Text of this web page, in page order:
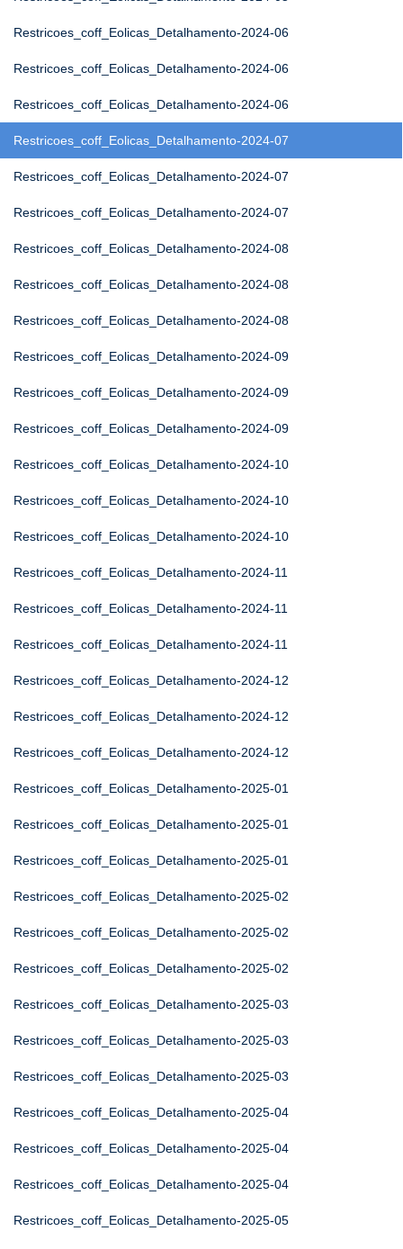
Restricoes_coff_Eolicas_Detalhamento-2024-06
Restricoes_coff_Eolicas_Detalhamento-2024-06
Restricoes_coff_Eolicas_Detalhamento-2024-06
Restricoes_coff_Eolicas_Detalhamento-2024-07
Restricoes_coff_Eolicas_Detalhamento-2024-07
Restricoes_coff_Eolicas_Detalhamento-2024-07
Restricoes_coff_Eolicas_Detalhamento-2024-08
Restricoes_coff_Eolicas_Detalhamento-2024-08
Restricoes_coff_Eolicas_Detalhamento-2024-08
Restricoes_coff_Eolicas_Detalhamento-2024-09
Restricoes_coff_Eolicas_Detalhamento-2024-09
Restricoes_coff_Eolicas_Detalhamento-2024-09
Restricoes_coff_Eolicas_Detalhamento-2024-10
Restricoes_coff_Eolicas_Detalhamento-2024-10
Restricoes_coff_Eolicas_Detalhamento-2024-10
Restricoes_coff_Eolicas_Detalhamento-2024-11
Restricoes_coff_Eolicas_Detalhamento-2024-11
Restricoes_coff_Eolicas_Detalhamento-2024-11
Restricoes_coff_Eolicas_Detalhamento-2024-12
Restricoes_coff_Eolicas_Detalhamento-2024-12
Restricoes_coff_Eolicas_Detalhamento-2024-12
Restricoes_coff_Eolicas_Detalhamento-2025-01
Restricoes_coff_Eolicas_Detalhamento-2025-01
Restricoes_coff_Eolicas_Detalhamento-2025-01
Restricoes_coff_Eolicas_Detalhamento-2025-02
Restricoes_coff_Eolicas_Detalhamento-2025-02
Restricoes_coff_Eolicas_Detalhamento-2025-02
Restricoes_coff_Eolicas_Detalhamento-2025-03
Restricoes_coff_Eolicas_Detalhamento-2025-03
Restricoes_coff_Eolicas_Detalhamento-2025-03
Restricoes_coff_Eolicas_Detalhamento-2025-04
Restricoes_coff_Eolicas_Detalhamento-2025-04
Restricoes_coff_Eolicas_Detalhamento-2025-04
Restricoes_coff_Eolicas_Detalhamento-2025-05